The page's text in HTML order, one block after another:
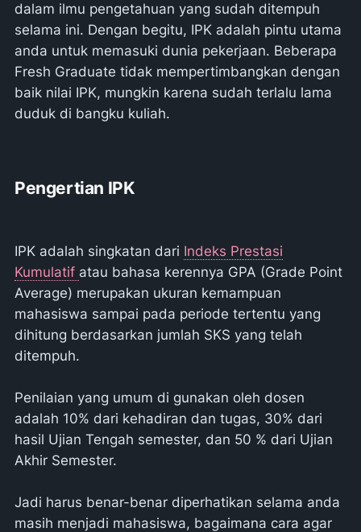
dalam ilmu pengetahuan yang sudah ditempuh
selama ini. Dengan begitu, IPK adalah pintu utama
anda untuk memasuki dunia pekerjaan. Beberapa
Fresh Graduate tidak mempertimbangkan dengan
baik nilai IPK, mungkin karena sudah terlalu lama
duduk di bangku kuliah.
Pengertian IPK
IPK adalah singkatan dari Indeks Prestasi
Kumulatif atau bahasa kerennya GPA (Grade Point
Average) merupakan ukuran kemampuan
mahasiswa sampai pada periode tertentu yang
dihitung berdasarkan jumlah SKS yang telah
ditempuh.
Penilaian yang umum di gunakan oleh dosen
adalah 10% dari kehadiran dan tugas, 30% dari
hasil Ujian Tengah semester, dan 50 % dari Ujian
Akhir Semester.
Jadi harus benar-benar diperhatikan selama anda
masih menjadi mahasiswa, bagaimana cara agar